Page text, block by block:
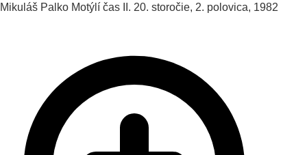
Mikuláš Palko Motýlí čas II. 20. storočie, 2. polovica, 1982